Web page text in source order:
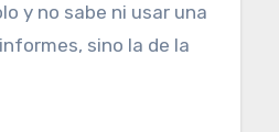
y no sabe ni usar una
sino la de la